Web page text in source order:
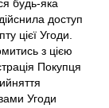
будь-яка
доступ
цієї Угоди.
з цією
Покупця
Угоди